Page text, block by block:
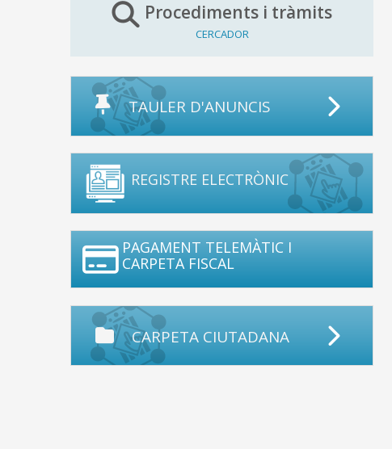
Procediments i tràmits
CERCADOR
TAULER D'ANUNCIS
REGISTRE ELECTRÒNIC
PAGAMENT TELEMÀTIC I
CARPETA FISCAL
CARPETA CIUTADANA